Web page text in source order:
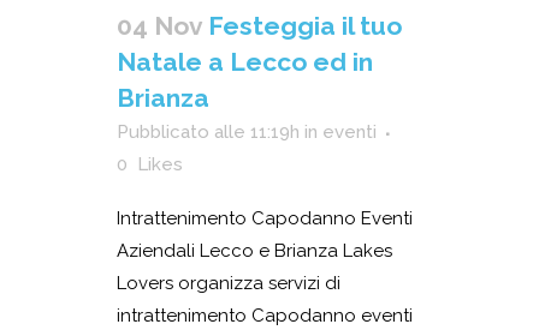
04 Nov Festeggia il tuo
Natale a Lecco ed in
Brianza
Pubblicato alle 11:19h in eventi
0
Likes
Intrattenimento Capodanno Eventi
Aziendali Lecco e Brianza Lakes
Lovers organizza servizi di
intrattenimento Capodanno eventi